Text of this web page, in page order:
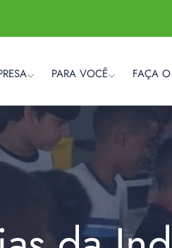
PARA VOCÊ FAÇA